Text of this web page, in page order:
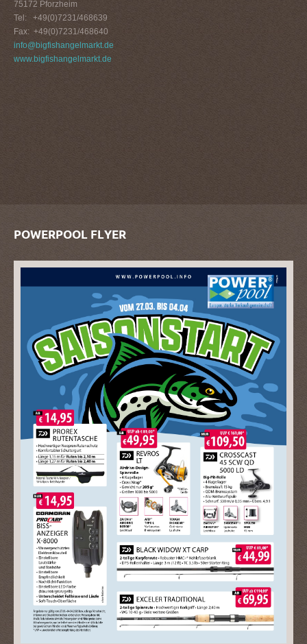
75172 Pforzheim
Tel: +49(0)7231/468639
Fax: +49(0)7231/468640
info@bigfishangelmarkt.de
www.bigfishangelmarkt.de
POWERPOOL FLYER